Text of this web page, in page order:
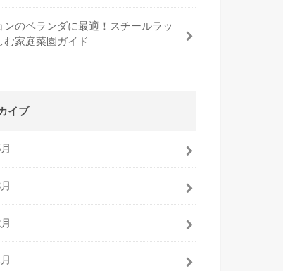
ンのベランダに最適！スチールラッ
む家庭菜園ガイド
イブ